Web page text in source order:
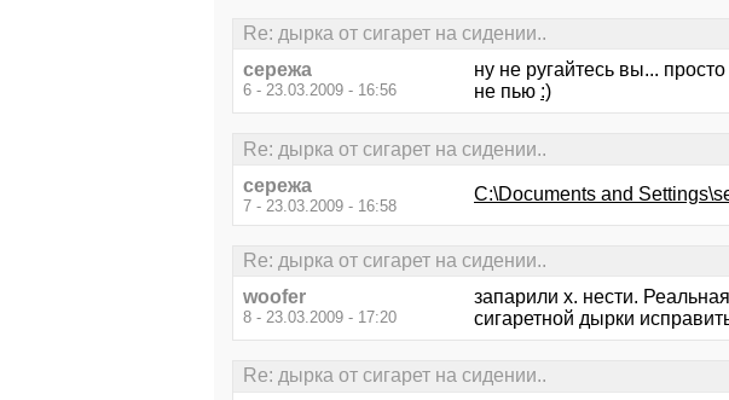
Re: дырка от сигарет на сидении..
сережа
6 - 23.03.2009 - 16:56
ну не ругайтесь вы...
не пью :)
Re: дырка от сигарет на сидении..
сережа
7 - 23.03.2009 - 16:58
C:\Documents and
Re: дырка от сигарет на сидении..
woofer
8 - 23.03.2009 - 17:20
запарили х. нести.
сигаретной дырки
Re: дырка от сигарет на сидении..